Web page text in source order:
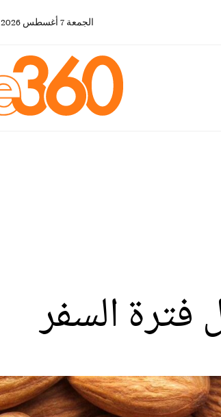
الجمعة 7 أغسطس 2026
السفر